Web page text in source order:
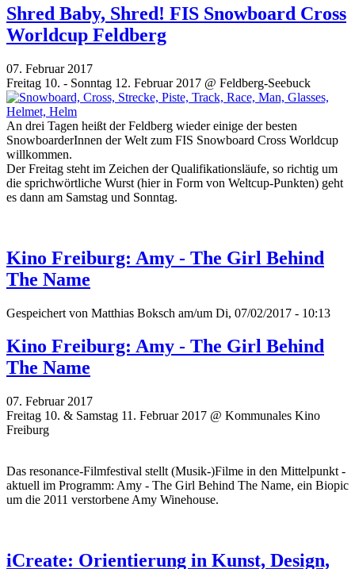
Shred Baby, Shred! FIS Snowboard Cross
Worldcup Feldberg
07. Februar 2017
Freitag 10. - Sonntag 12. Februar 2017 @ Feldberg-Seebuck
An drei Tagen heißt der Feldberg wieder einige der besten
SnowboarderInnen der Welt zum FIS Snowboard Cross Worldcup
willkommen.
Der Freitag steht im Zeichen der Qualifikationsläufe, so richtig um
die sprichwörtliche Wurst (hier in Form von Weltcup-Punkten) geht
es dann am Samstag und Sonntag.
Kino Freiburg: Amy - The Girl Behind
The Name
Gespeichert von Matthias Boksch am/um Di, 07/02/2017 - 10:13
Kino Freiburg: Amy - The Girl Behind
The Name
07. Februar 2017
Freitag 10. & Samstag 11. Februar 2017 @ Kommunales Kino
Freiburg
Das resonance-Filmfestival stellt (Musik-)Filme in den Mittelpunkt -
aktuell im Programm: Amy - The Girl Behind The Name, ein Biopic
um die 2011 verstorbene Amy Winehouse.
iCreate: Orientierung in Kunst, Design,